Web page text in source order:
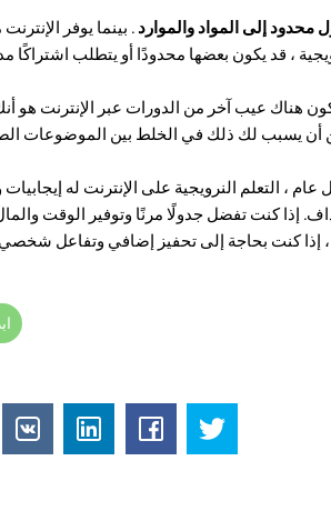
محدود إلى المواد والموارد . بينما يوفر
، قد يكون بعضها محدودًا أو يتطلب اشتراكًا
هناك عيب آخر من الدورات عبر الإنترنت هو
أن يسبب لك ذلك في الخلط بين الموضوعات
عام ، التعلم النرويجية على الإنترنت له
إذا كنت تفضل جدولًا مرنًا وتوفير الوقت
إذا كنت بحاجة إلى تحفيز إضافي وتفاعل شخصي